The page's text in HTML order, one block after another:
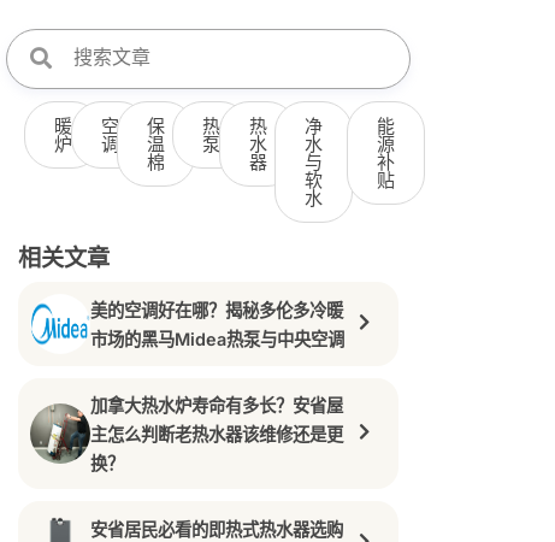
暖
炉
空
调
保
温
棉
热
泵
热
水
器
净
水
与
软
水
能
源
补
贴
相关文章
美的空调好在哪？揭秘多伦多冷暖
市场的黑马Midea热泵与中央空调
加拿大热水炉寿命有多长？安省屋
主怎么判断老热水器该维修还是更
换？
安省居民必看的即热式热水器选购